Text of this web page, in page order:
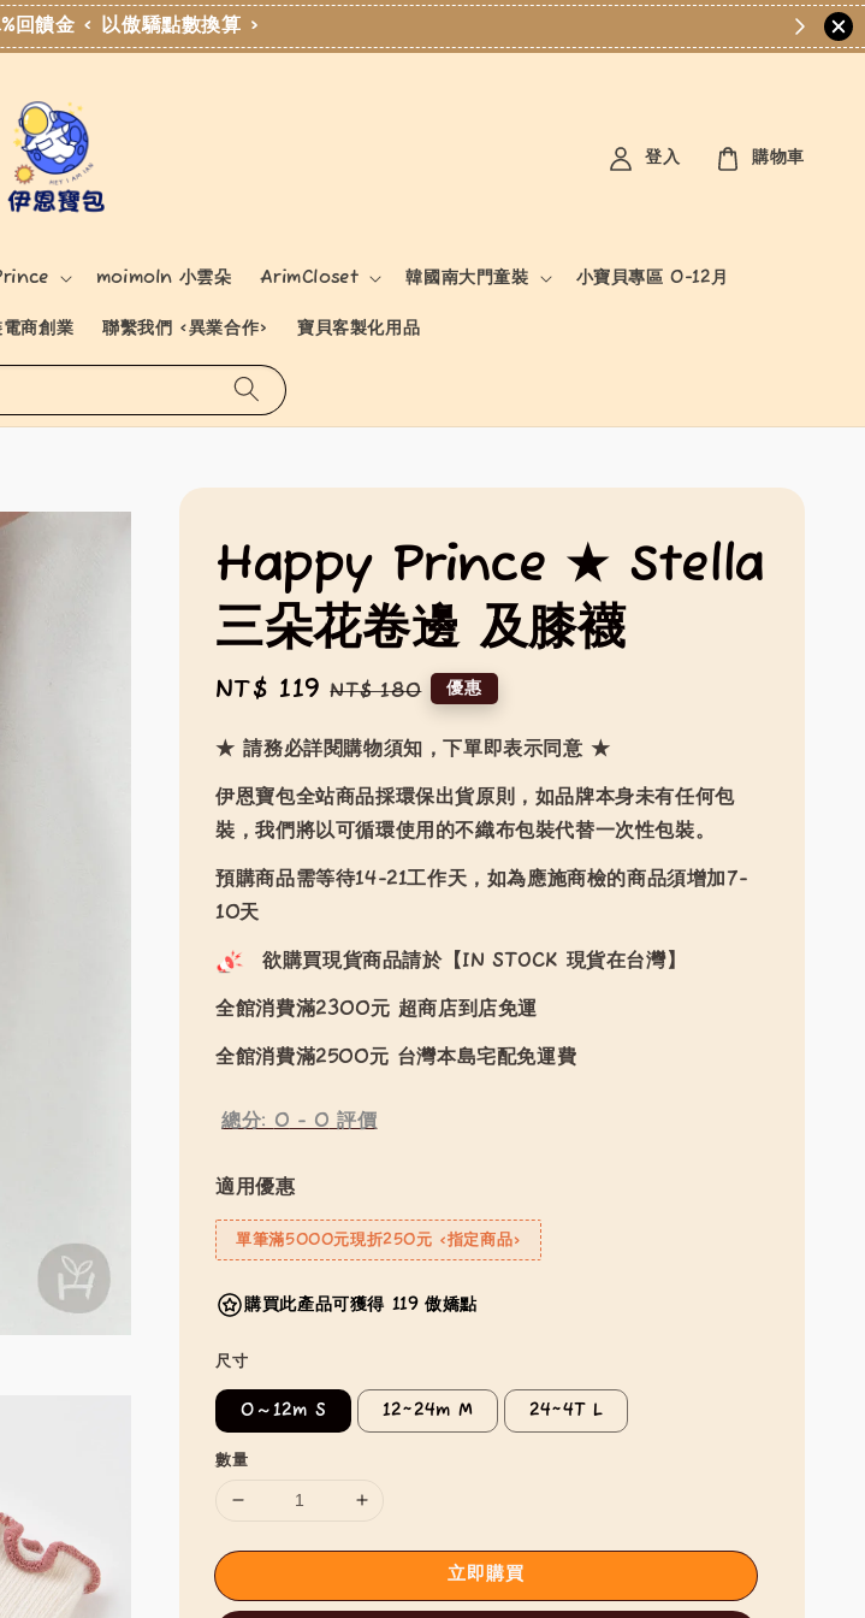
回饋金 < 以傲驕點數換算 >
moimoln 小雲朵 ArimCloset 韓國南大門童裝 小寶貝專區 0-12月
商創業 聯繫我們 <異業合作> 寶貝客製化用品
登入 購物車
Happy Prince ★ Stella
三朵花卷邊 及膝襪
Sale
NT$ 119 Regular
NT$ 180 優惠
★ 請務必詳閱購物須知，下單即表示同意 ★
伊恩寶包全站商品採環保出貨原則，如品牌本身未有任何包
裝，我們將以可循環使用的不織布包裝代替一次性包裝。
預購商品需等待14-21工作天，如為應施商檢的商品須增加7-
10天
欲購買現貨商品請於【IN STOCK 現貨在台灣】
全館消費滿2300元 超商店到店免運
全館消費滿2500元 台灣本島宅配免運費
總分: 0 - 0 評價
適用優惠
單筆滿5000元現折250元 <指定商品>
購買此產品可獲得 119 傲嬌點
尺寸
0～12m S 12~24m M 24~4T L
數量
立即購買